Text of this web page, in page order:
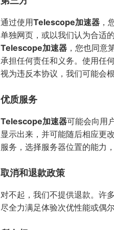
通过使用Telescope加速器 ，
单独网页，或以我们认为合适
Telescope加速器 ，您也同意
承担任何责任和义务。使用任
视为违反本协议，我们可能会
优质服务
Telescope加速器可能会向用
显示出来，并可能随后相应更
服务，选择服务器位置的能力
取消和退款政策
对不起，我们不提供退款。许
尽全力满足体验次优性能或偶